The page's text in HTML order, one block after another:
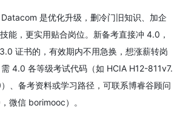
是优化升级，删冷门旧知识、加企
能，更实用贴合岗位。新备考直接冲 4.0，
证书的，有效期内不用急换，想涨薪转岗
4.0 各等级考试代码（如 HCIA H12-811v7.
、备考资料或学习路径，可联系博睿谷顾问
微信 borimooc）。